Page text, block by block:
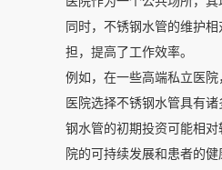
同时，不锈钢水管的维护
担，提高了工作效率。
例如，在一些高端私立医
医院选择不锈钢水管具有诸
钢水管的初期投资可能相
院的可持续发展和患者的健